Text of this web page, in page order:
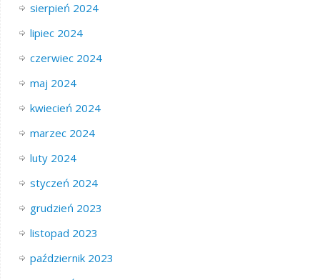
sierpień 2024
lipiec 2024
czerwiec 2024
maj 2024
kwiecień 2024
marzec 2024
luty 2024
styczeń 2024
grudzień 2023
listopad 2023
październik 2023